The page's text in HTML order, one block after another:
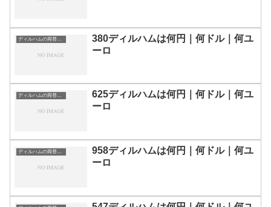
ディルハムの両替目安
380ディルハムは何円｜何ドル｜何ユ
ーロ
ディルハムの両替目安
625ディルハムは何円｜何ドル｜何ユ
ーロ
ディルハムの両替目安
958ディルハムは何円｜何ドル｜何ユ
ーロ